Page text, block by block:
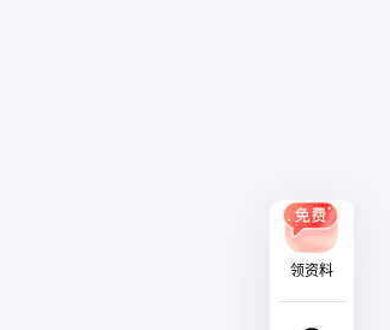
领资料